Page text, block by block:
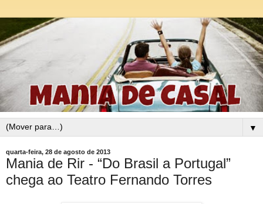
▼
quarta-feira, 28 de agosto de 2013
Mania de Rir - “Do Brasil a Portugal”
chega ao Teatro Fernando Torres